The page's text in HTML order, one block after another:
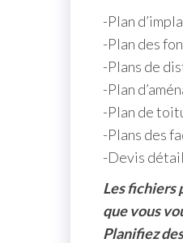
-Plan
-Plan des
-Plans de
-Plan
-Plan de
-Plans des
-Devis
Les fichiers
que vous
Planifiez